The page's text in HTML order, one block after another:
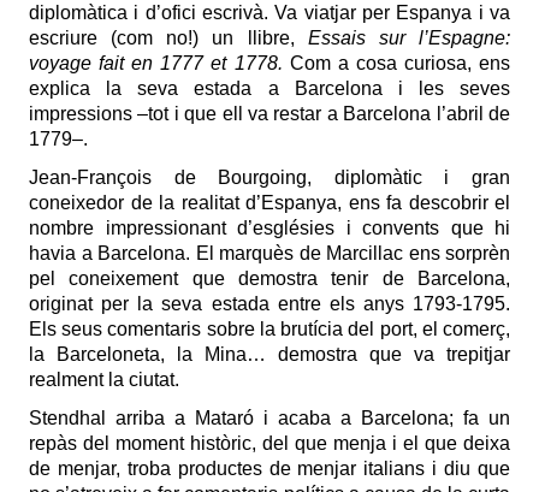
diplomàtica i d’ofici escrivà. Va viatjar per Espanya i va
escriure (com no!) un llibre, Essais sur l’Espagne:
voyage fait en 1777 et 1778. Com a cosa curiosa, ens
explica la seva estada a Barcelona i les seves
impressions ‒tot i que ell va restar a Barcelona l’abril de
1779‒.
Jean-François de Bourgoing, diplomàtic i gran
coneixedor de la realitat d’Espanya, ens fa descobrir el
nombre impressionant d’esglésies i convents que hi
havia a Barcelona. El marquès de Marcillac ens sorprèn
pel coneixement que demostra tenir de Barcelona,
originat per la seva estada entre els anys 1793-1795.
Els seus comentaris sobre la brutícia del port, el comerç,
la Barceloneta, la Mina… demostra que va trepitjar
realment la ciutat.
Stendhal arriba a Mataró i acaba a Barcelona; fa un
repàs del moment històric, del que menja i el que deixa
de menjar, troba productes de menjar italians i diu que